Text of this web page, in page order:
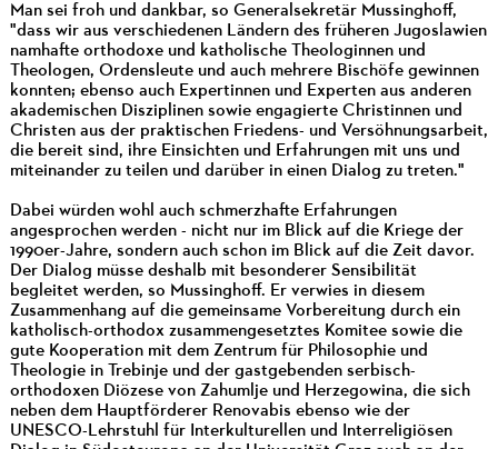
Man sei froh und dankbar, so Generalsekretär Mussinghoff,
"dass wir aus verschiedenen Ländern des früheren Jugoslawien
namhafte orthodoxe und katholische Theologinnen und
Theologen, Ordensleute und auch mehrere Bischöfe gewinnen
konnten; ebenso auch Expertinnen und Experten aus anderen
akademischen Disziplinen sowie engagierte Christinnen und
Christen aus der praktischen Friedens- und Versöhnungsarbeit,
die bereit sind, ihre Einsichten und Erfahrungen mit uns und
miteinander zu teilen und darüber in einen Dialog zu treten."
Dabei würden wohl auch schmerzhafte Erfahrungen
angesprochen werden - nicht nur im Blick auf die Kriege der
1990er-Jahre, sondern auch schon im Blick auf die Zeit davor.
Der Dialog müsse deshalb mit besonderer Sensibilität
begleitet werden, so Mussinghoff. Er verwies in diesem
Zusammenhang auf die gemeinsame Vorbereitung durch ein
katholisch-orthodox zusammengesetztes Komitee sowie die
gute Kooperation mit dem Zentrum für Philosophie und
Theologie in Trebinje und der gastgebenden serbisch-
orthodoxen Diözese von Zahumlje und Herzegowina, die sich
neben dem Hauptförderer Renovabis ebenso wie der
UNESCO-Lehrstuhl für Interkulturellen und Interreligiösen